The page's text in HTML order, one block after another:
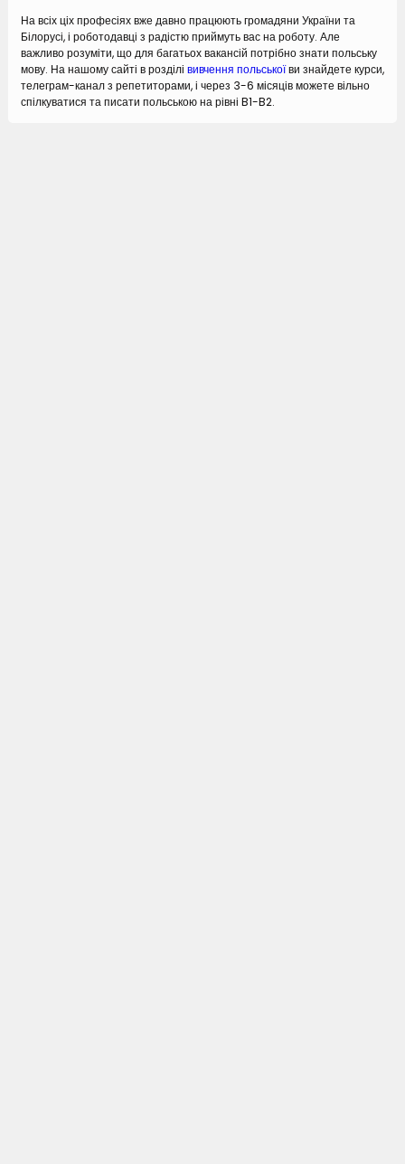
На всіх ціх професіях вже давно працюють громадяни України та
Білорусі, і роботодавці з радістю приймуть вас на роботу. Але
важливо розуміти, що для багатьох вакансій потрібно знати польську
мову. На нашому сайті в розділі вивчення польськоїви знайдете курси,
телеграм-канал з репетиторами, і через 3-6 місяців можете вільно
спілкуватися та писати польською на рівні B1-B2.